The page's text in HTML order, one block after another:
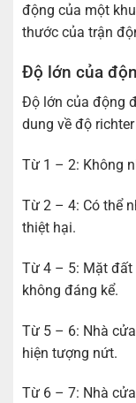
động của một
thước của trận
Độ lớn của
Độ lớn của động
dung về độ
Từ 1 – 2: Không
Từ 2 – 4: Có thể
thiệt hại.
Từ 4 – 5: Mặt đất
không đáng kể.
Từ 5 – 6: Nhà
hiện tượng nứt.
Từ 6 – 7: Nhà